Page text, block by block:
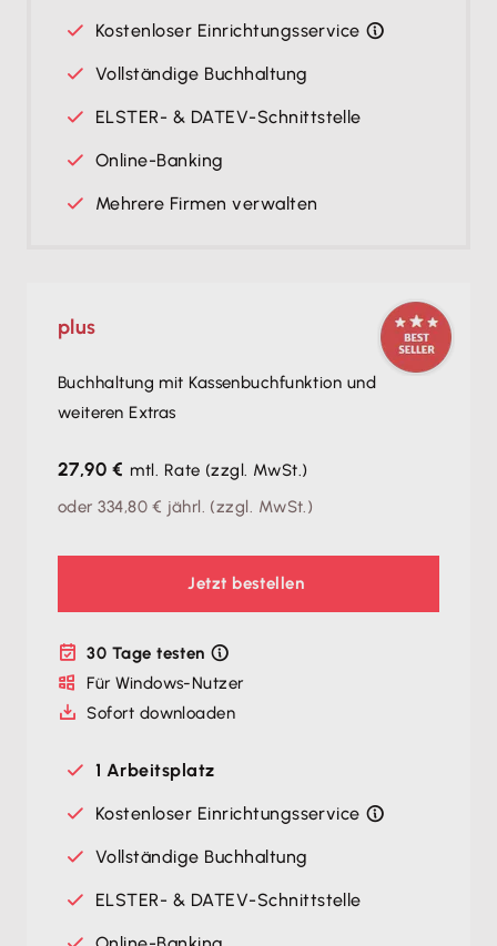
Kostenloser Einrichtungsservice
Vollständige Buchhaltung
ELSTER- & DATEV-Schnittstelle
Online-Banking
Mehrere Firmen verwalten
plus
Buchhaltung mit Kassenbuchfunktion und
weiteren Extras
27,90 € mtl. Rate (zzgl. MwSt.)
oder334,80 € jährl. (zzgl. MwSt.)
Jetzt bestellen
30 Tage testen
Für Windows-Nutzer
Sofort downloaden
1 Arbeitsplatz
Kostenloser Einrichtungsservice
Vollständige Buchhaltung
ELSTER- & DATEV-Schnittstelle